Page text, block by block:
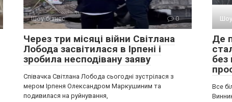
Шоу-бізнес 0
Через три місяці війни Світлана
Лобода засвітилася в Ірпені і
зробила несподівану заяву
Співачка Світлана Лобода сьогодні зустрілася з
мером Ірпеня Олександром Маркушиним та
подивилася на руйнування,
Де
без
Все